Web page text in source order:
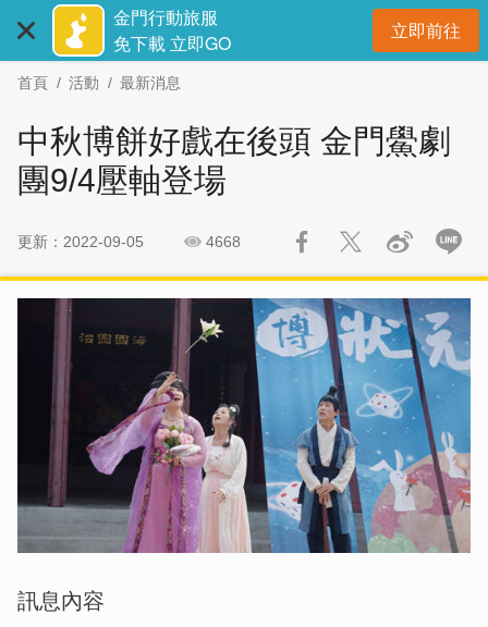
主
金門行動旅服
免下載 立即GO
立即前往開
首頁 活動 最新消息
中秋博餅好戲在後頭 金門鱟劇
團9/4壓軸登場
更新：2022-09-05 4668
社
訊息內容